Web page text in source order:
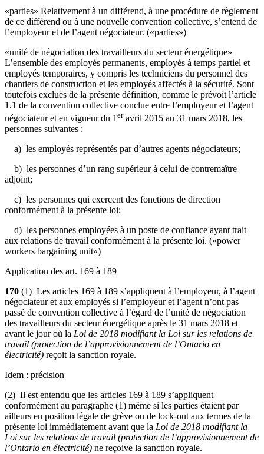
«parties» Relativement à un différend, à une procédure de règlement
de ce différend ou à une nouvelle convention collective, s’entend de
l’employeur et de l’agent négociateur. («parties»)
«unité de négociation des travailleurs du secteur énergétique»
L’ensemble des employés permanents, employés à temps partiel et
employés temporaires, y compris les techniciens du personnel des
chantiers de construction et les employés affectés à la sécurité. Sont
toutefois exclues de la présente définition, comme le prévoit l’article
1.1 de la convention collective conclue entre l’employeur et l’agent
négociateur et en vigueur du 1 eravril 2015 au 31 mars 2018, les
personnes suivantes :
a) les employés représentés par d’autres agents négociateurs;
b) les personnes d’un rang supérieur à celui de contremaître
adjoint;
c) les personnes qui exercent des fonctions de direction
conformément à la présente loi;
d) les personnes employées à un poste de confiance ayant trait
aux relations de travail conformément à la présente loi. («power
workers bargaining unit»)
Application des art. 169 à 189
170 (1) Les articles 169 à 189 s’appliquent à l’employeur, à l’agent
négociateur et aux employés si l’employeur et l’agent n’ont pas
passé de convention collective à l’égard de l’unité de négociation
des travailleurs du secteur énergétique après le 31 mars 2018 et
avant le jour où la Loi de 2018 modifiant la Loi sur les relations de
travail (protection de l’approvisionnement de l’Ontario en
électricité) reçoit la sanction royale.
Idem : précision
(2) Il est entendu que les articles 169 à 189 s’appliquent
conformément au paragraphe (1) même si les parties étaient par
ailleurs en position légale de grève ou de lock-out aux termes de la
présente loi immédiatement avant que la Loi de 2018 modifiant la
Loi sur les relations de travail (protection de l’approvisionnement de
l’Ontario en électricité) ne reçoive la sanction royale.